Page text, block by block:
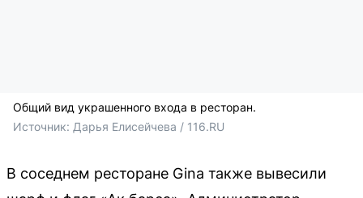
Общий вид украшенного входа в ресторан.
Источник: Дарья Елисейчева / 116.RU
В соседнем ресторане Gina также вывесили